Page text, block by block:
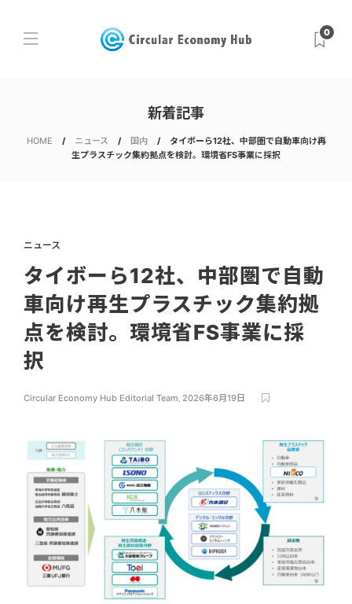
0
新着記事
HOME ニュース 国内
タイボーら12社、中部圏で自動車向け再
生プラスチック集約拠点を検討。環境省FS事業に採択
ニュース
タイボーら12社、中部圏で自動
車向け再生プラスチック集約拠
点を検討。環境省FS事業に採
択
Circular Economy Hub Editorial Team, 2026年6月19日